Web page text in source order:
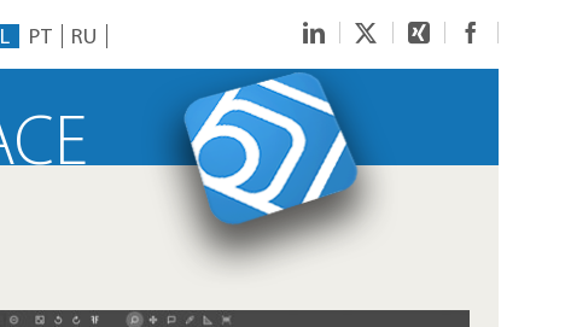
PT RU LinkedInTwitterXing